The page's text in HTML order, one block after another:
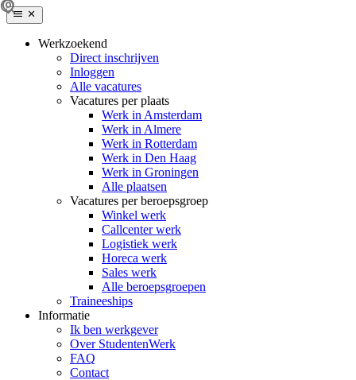
Werkzoekend
Direct inschrijven
Inloggen
Alle vacatures
Vacatures per plaats
Werk in Amsterdam
Werk in Almere
Werk in Rotterdam
Werk in Den Haag
Werk in Groningen
Alle plaatsen
Vacatures per beroepsgroep
Winkel werk
Callcenter werk
Logistiek werk
Horeca werk
Sales werk
Alle beroepsgroepen
Traineeships
Informatie
Ik ben werkgever
Over StudentenWerk
FAQ
Contact